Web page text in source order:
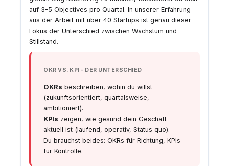
auf 3-5 Objectives pro Quartal. In unserer Erfahrung
aus der Arbeit mit über 40 Startups ist genau dieser
Fokus der Unterschied zwischen Wachstum und
Stillstand.
OKR VS. KPI - DER UNTERSCHIED
OKRs beschreiben, wohin du willst
(zukunftsorientiert, quartalsweise,
ambitioniert).
KPIs zeigen, wie gesund dein Geschäft
aktuell ist (laufend, operativ, Status quo).
Du brauchst beides: OKRs für Richtung, KPIs
für Kontrolle.